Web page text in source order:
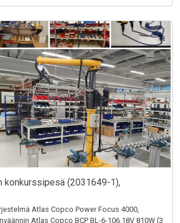
konkurssipesä (2031649-1),
Atlas Copco Power Focus 4000,
Atlas Copco BCP BL-6-106 18V 810W (3